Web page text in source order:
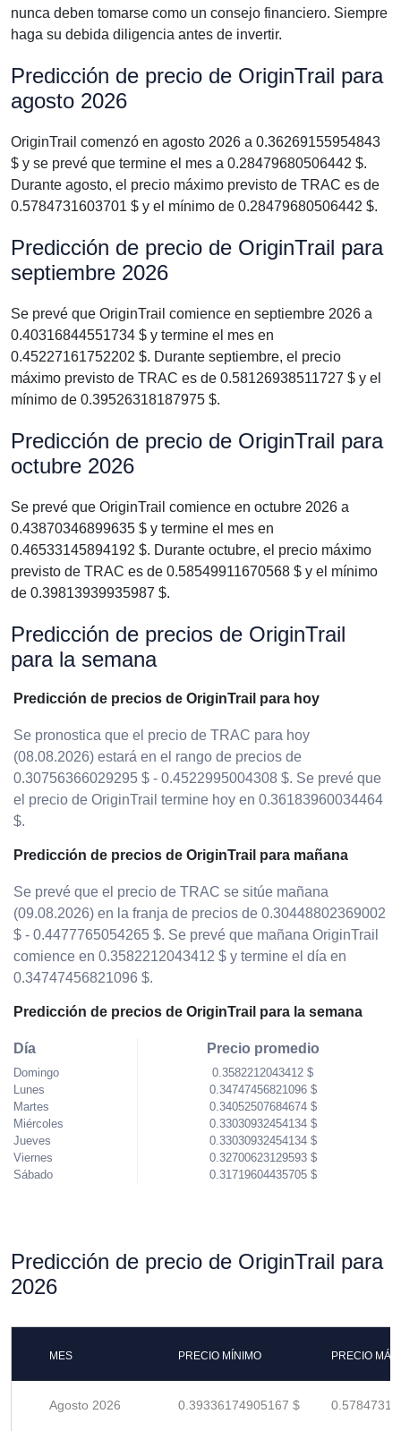
nunca deben tomarse como un consejo financiero. Siempre
haga su debida diligencia antes de invertir.
Predicción de precio de OriginTrail para
agosto 2026
OriginTrail comenzó en agosto 2026 a 0.36269155954843
$ y se prevé que termine el mes a 0.28479680506442 $.
Durante agosto, el precio máximo previsto de TRAC es de
0.5784731603701 $ y el mínimo de 0.28479680506442 $.
Predicción de precio de OriginTrail para
septiembre 2026
Se prevé que OriginTrail comience en septiembre 2026 a
0.40316844551734 $ y termine el mes en
0.45227161752202 $. Durante septiembre, el precio
máximo previsto de TRAC es de 0.58126938511727 $ y el
mínimo de 0.39526318187975 $.
Predicción de precio de OriginTrail para
octubre 2026
Se prevé que OriginTrail comience en octubre 2026 a
0.43870346899635 $ y termine el mes en
0.46533145894192 $. Durante octubre, el precio máximo
previsto de TRAC es de 0.58549911670568 $ y el mínimo
de 0.39813939935987 $.
Predicción de precios de OriginTrail
para la semana
Predicción de precios de OriginTrail para hoy
Se pronostica que el precio de TRAC para hoy
(08.08.2026) estará en el rango de precios de
0.30756366029295 $ - 0.4522995004308 $. Se prevé que
el precio de OriginTrail termine hoy en 0.36183960034464
$.
Predicción de precios de OriginTrail para mañana
Se prevé que el precio de TRAC se sitúe mañana
(09.08.2026) en la franja de precios de 0.30448802369002
$ - 0.4477765054265 $. Se prevé que mañana OriginTrail
comience en 0.3582212043412 $ y termine el día en
0.34747456821096 $.
Predicción de precios de OriginTrail para la semana
Día
Domingo
Lunes
Martes
Miércoles
Jueves
Viernes
Sábado
Precio promedio
0.3582212043412 $
0.34747456821096 $
0.34052507684674 $
0.33030932454134 $
0.33030932454134 $
0.32700623129593 $
0.31719604435705 $
Predicción de precio de OriginTrail para
2026
MES PRECIO MÍNIMO PRECIO
Agosto 2026 0.39336174905167 $